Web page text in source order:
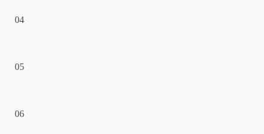
04
05
06